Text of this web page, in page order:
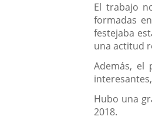
El trabajo
formadas
festejaba
una actitud
Además, el
Hubo una
2018.